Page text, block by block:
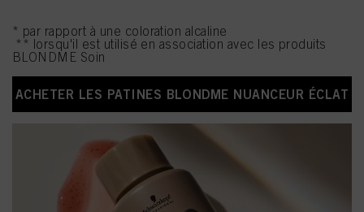
* par rapport à une coloration alcaline
** lorsqu'il est utilisé en association avec les produits
BLONDME Soin
ACHETER LES PATINES BLONDME NUANCEUR ÉCLAT